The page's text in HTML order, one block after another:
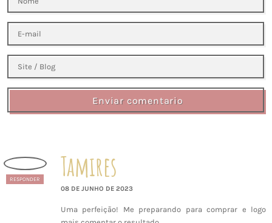
Enviar comentario
RESPONDER Tamires
08 DE JUNHO DE 2023
Uma perfeição! Me preparando para comprar e logo